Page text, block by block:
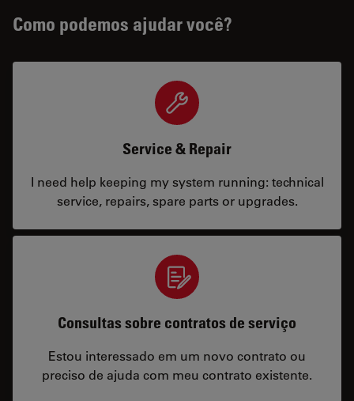
Como podemos ajudar você?
Service & Repair
I need help keeping my system running: technical
service, repairs, spare parts or upgrades.
Consultas sobre contratos de serviço
Estou interessado em um novo contrato ou
preciso de ajuda com meu contrato existente.